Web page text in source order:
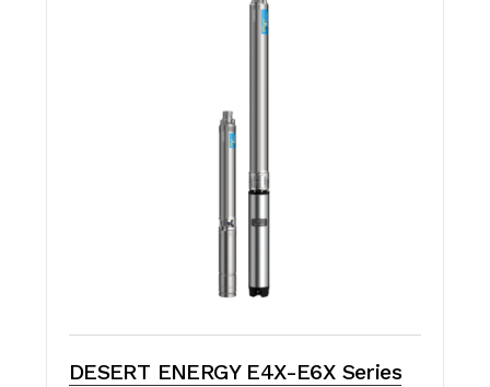
DESERT ENERGY E4X-E6X Series